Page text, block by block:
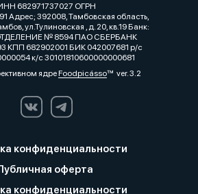
682971737027 ОГРН
Адрес; 392008, Тамбовская область,
ул.Тулиновская , д. 20, кв.19 Банк:
№ 8594 ПАО СБЕРБАНК
КПП 682902001 БИК 042007681 р/с
к/с 30101810600000000681
ядреFoodpicássover. 3.2
конфиденциальности
оферта
конфиденциальности